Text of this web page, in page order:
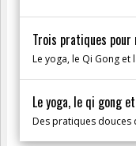
Trois pratiques pour
Le yoga, le Qi Gong et
Le yoga, le qi gong
Des pratiques douces